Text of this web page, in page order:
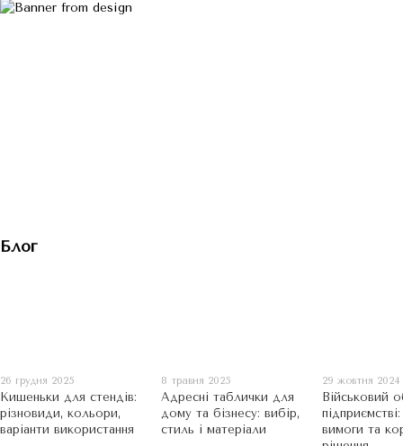
Блог
26 грудня 2025
Кишеньки для стендів:
різновиди, кольори,
варіанти використання
8 травня 2025
Адресні таблички для
дому та бізнесу: вибір,
стиль і матеріали
29 жовтня 2024
Військовий
вимоги та